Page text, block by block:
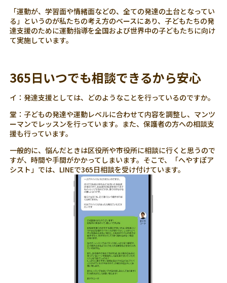
「運動が、学習面や情緒面などの、全ての発達の土台となってい
る」というのが私たちの考え方のベースにあり、子どもたちの発
達支援のために運動指導を全国および世界中の子どもたちに向け
て実施しています。
365日いつでも相談できるから安心
イ：発達支援としては、どのようなことを行っているのですか。
堂：子どもの発達や運動レベルに合わせて内容を調整し、マンツ
ーマンでレッスンを行っています。また、保護者の方への相談支
援も行っています。
一般的に、悩んだときは区役所や市役所に相談に行くと思うので
すが、時間や手間がかかってしまいます。そこで、「へやすぽア
シスト」では、LINEで365日相談を受け付けています。